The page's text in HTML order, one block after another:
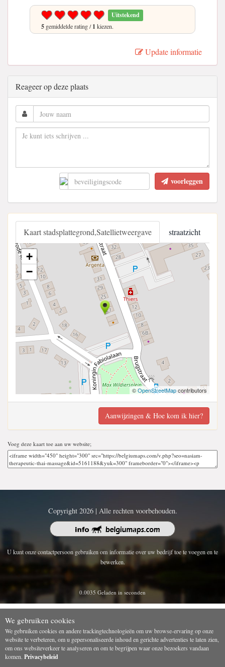
Uitstekend
5 gemiddelde rating /1 kiezen.
Update informatie
Reageer op deze plaats
voorleggen
Kaart stadsplattegrond,Satellietweergave straatzicht
+
−
©OpenStreetMapcontributors
Aanwijzingen & Hoe kom ik hier?
Voeg deze kaart toe aan uw website;
Copyright 2026 | Alle rechten voorbehouden.
U kunt onze contactpersoon gebruiken om informatie over uw bedrijf toe te voegen en te
bewerken.
0.0035 Geladen in seconden
We gebruiken cookies
We gebruiken cookies en andere trackingtechnologieën om uw browse-ervaring op onze
website te verbeteren, om u gepersonaliseerde inhoud en gerichte advertenties te laten zien,
om ons websiteverkeer te analyseren en om te begrijpen waar onze bezoekers vandaan
komen. Privacybeleid